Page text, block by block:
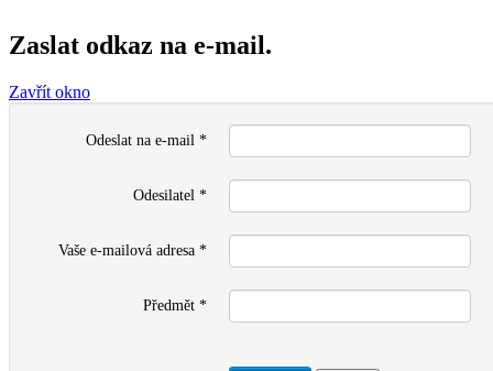
Zaslat odkaz na e-mail.
Zavřít okno
Odeslat na e-mail *
Odesilatel *
Vaše e-mailová adresa *
Předmět *